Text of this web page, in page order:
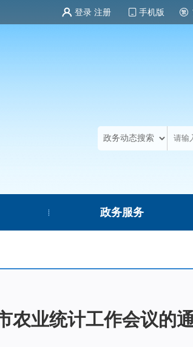
登录 注册 手机版
政务服务
农业统计工作会议的